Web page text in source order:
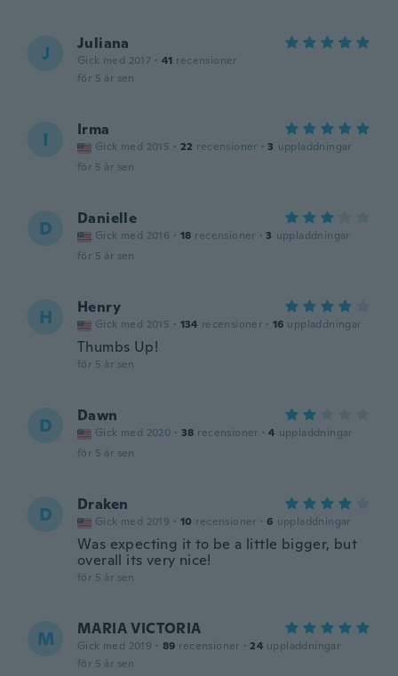
J Juliana
Gick med 2017 · 41 recensioner
för 5 år sen
I Irma
Gick med 2015 · 22 recensioner · 3 uppladdningar
för 5 år sen
D Danielle
Gick med 2016 · 18 recensioner · 3 uppladdningar
för 5 år sen
H Henry
Gick med 2015 · 134 recensioner · 16 uppladdningar
Thumbs Up!
för 5 år sen
D Dawn
Gick med 2020 · 38 recensioner · 4 uppladdningar
för 5 år sen
D Draken
Gick med 2019 · 10 recensioner · 6 uppladdningar
Was expecting it to be a little bigger, but
overall its very nice!
för 5 år sen
M MARIA VICTORIA
Gick med 2019 · 89 recensioner · 24 uppladdningar
för 5 år sen